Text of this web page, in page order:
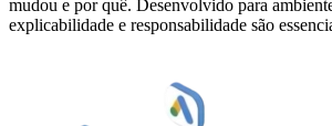
mudou e por quê. Desenvolvido para
explicabilidade e responsabilidade são